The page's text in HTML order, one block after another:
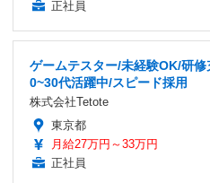
正社員
ゲームテスター/未経験OK/研
0~30代活躍中/スピード採用
株式会社Tetote
東京都
月給27万円～33万円
正社員